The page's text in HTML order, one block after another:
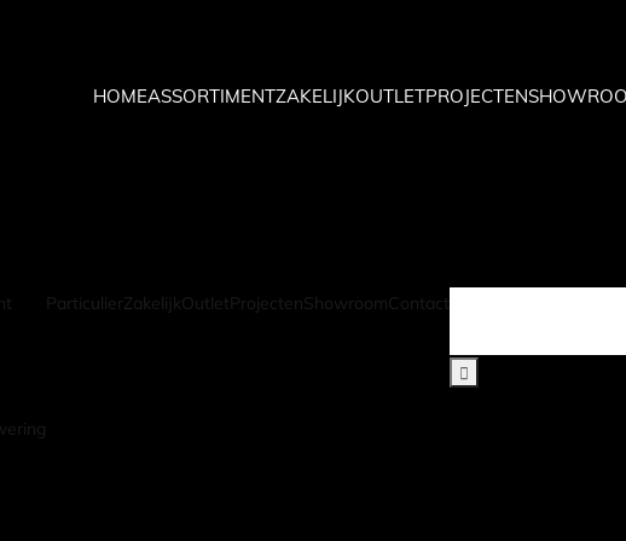
HOMEASSORTIMENTZAKELIJKOUTLETPROJECTEN
ParticulierZakelijkOutletProjectenShowroomContact